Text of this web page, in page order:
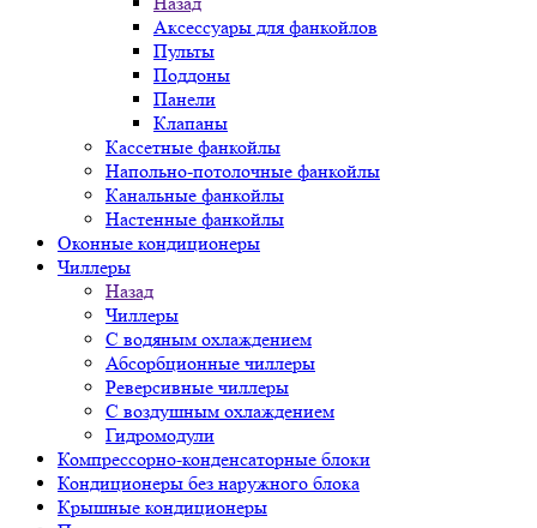
Аксессуары для фанкойлов
Пульты
Поддоны
Панели
Клапаны
Кассетные фанкойлы
Напольно-потолочные фанкойлы
Канальные фанкойлы
Настенные фанкойлы
Оконные кондиционеры
Чиллеры
Назад
Чиллеры
С водяным охлаждением
Абсорбционные чиллеры
Реверсивные чиллеры
С воздушным охлаждением
Гидромодули
Компрессорно-конденсаторные блоки
Кондиционеры без наружного блока
Крышные кондиционеры